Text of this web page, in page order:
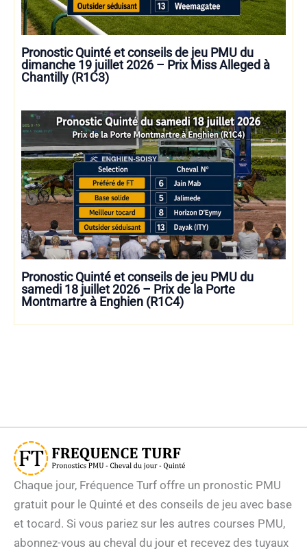
Pronostic Quinté et conseils de jeu PMU du
dimanche 19 juillet 2026 – Prix Miss Alleged à
Chantilly (R1C3)
Pronostic Quinté et conseils de jeu PMU du
samedi 18 juillet 2026 – Prix de la Porte
Montmartre à Enghien (R1C4)
Chaque jour, Fréquence Turf offre un pronostic PMU
gratuit pour le Quinté et des conseils de jeu avec base
et tocard. Si vous pariez sur les autres courses PMU,
abonnez-vous au cheval du jour et recevez des tuyaux